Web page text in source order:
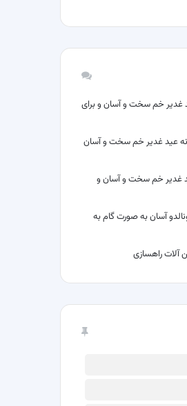
غدیر خم سخت و آسان و برای
عید غدیر خم سخت و آسان
غدیر خم سخت و آسان و
آسان به صورت گام به
آلات راهسازی